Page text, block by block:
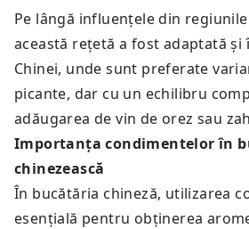
Pe lângă influențele din
această rețetă a fost adaptată și
Chinei, unde sunt preferate
picante, dar cu un echilibru
adăugarea de vin de orez sau
Importanța condimentelor în
chinezească
În bucătăria chineză, utilizarea
esențială pentru obținerea